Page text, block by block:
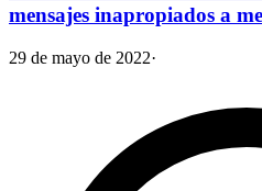
mensajes inapropiados a
29 de mayo de 2022·